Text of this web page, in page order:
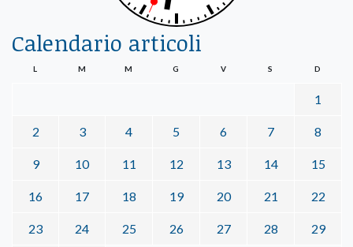
Calendario articoli
L M M G V S D
1
2 3 4 5 6 7 8
9 10 11 12 13 14 15
16 17 18 19 20 21 22
23 24 25 26 27 28 29